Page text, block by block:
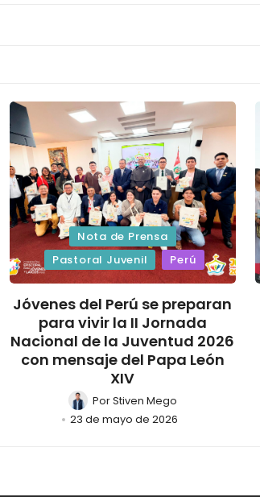
Nota de Prensa
Pastoral Juvenil
Perú
Jóvenes del Perú se preparan
para vivir la II Jornada
Nacional de la Juventud 2026
con mensaje del Papa León
XIV
PorStiven Mego
23 de mayo de 2026